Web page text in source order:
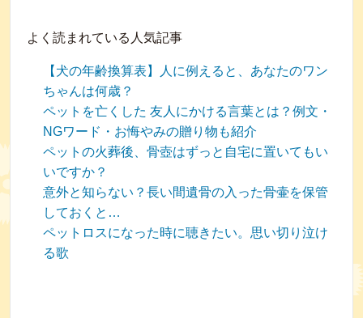
よく読まれている人気記事
【犬の年齢換算表】人に例えると、あなたのワン
ちゃんは何歳？
ペットを亡くした 友人にかける言葉とは？例文・
NGワード・お悔やみの贈り物も紹介
ペットの火葬後、骨壺はずっと自宅に置いてもい
いですか？
意外と知らない？長い間遺骨の入った骨壷を保管
しておくと…
ペットロスになった時に聴きたい。思い切り泣け
る歌